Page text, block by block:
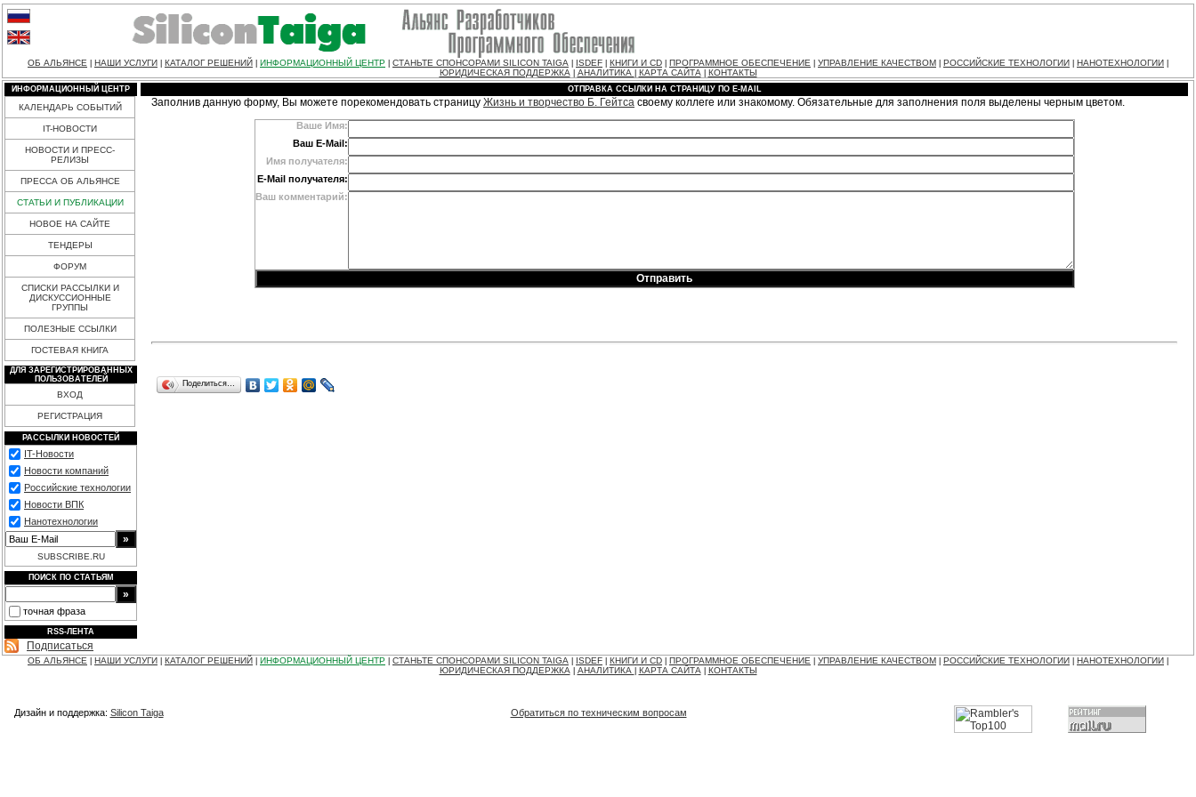
ОБ АЛЬЯНСЕ НАШИ УСЛУГИ КАТАЛОГ РЕШЕНИЙ ИНФОРМАЦИОННЫЙ ЦЕНТР СТАНЬТЕ СПОНСОРАМИ SILICON TAIGA ISDEF КНИГИ И CD ПРОГРАММНОЕ ОБЕСПЕЧЕНИЕ УПРАВЛЕНИЕ КАЧЕСТВОМ РОССИЙСКИЕ ТЕХНОЛОГИИ НАНОТЕХНОЛОГИИ
ЮРИДИЧЕСКАЯ ПОДДЕРЖКА| АНАЛИТИКА КАРТА САЙТА| КОНТАКТЫ
ИНФОРМАЦИОННЫЙ ЦЕНТР
КАЛЕНДАРЬ СОБЫТИЙ
IT-НОВОСТИ
НОВОСТИ И ПРЕСС-
РЕЛИЗЫ
ПРЕССА ОБ АЛЬЯНСЕ
СТАТЬИ И ПУБЛИКАЦИИ
НОВОЕ НА САЙТЕ
ТЕНДЕРЫ
ФОРУМ
СПИСКИ РАССЫЛКИ И
ДИСКУССИОННЫЕ
ГРУППЫ
ПОЛЕЗНЫЕ ССЫЛКИ
ГОСТЕВАЯ КНИГА
ДЛЯ ЗАРЕГИСТРИРОВАННЫХ
ПОЛЬЗОВАТЕЛЕЙ
ВХОД
РЕГИСТРАЦИЯ
РАССЫЛКИ НОВОСТЕЙ
IT-Новости
Новости компаний
Российские технологии
Новости ВПК
Нанотехнологии
SUBSCRIBE.RU
ПОИСК ПО СТАТЬЯМ
точная фраза
RSS-ЛЕНТА
Подписаться
ОТПРАВКА ССЫЛКИ НА СТРАНИЦУ ПО E-MAIL
Заполнив данную форму, Вы можете порекомендовать страницу Жизнь и творчество Б. Гейтса своему коллеге или знакомому. Обязательные для заполнения поля выделены черным цветом.
Ваше Имя:
Ваш E-Mail:
Имя получателя:
E-Mail получателя:
Ваш комментарий:
Поделиться…
ОБ АЛЬЯНСЕ НАШИ УСЛУГИ КАТАЛОГ РЕШЕНИЙ ИНФОРМАЦИОННЫЙ ЦЕНТР СТАНЬТЕ СПОНСОРАМИ SILICON TAIGA ISDEF КНИГИ И CD ПРОГРАММНОЕ ОБЕСПЕЧЕНИЕ УПРАВЛЕНИЕ КАЧЕСТВОМ РОССИЙСКИЕ ТЕХНОЛОГИИ НАНОТЕХНОЛОГИИ
ЮРИДИЧЕСКАЯ ПОДДЕРЖКА| АНАЛИТИКА КАРТА САЙТА| КОНТАКТЫ
Дизайн и поддержка: Silicon Taiga Обратиться по техническим вопросам